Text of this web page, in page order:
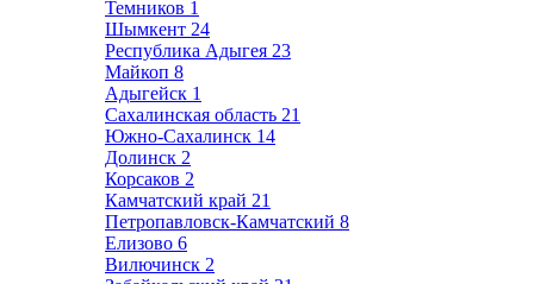
Темников 1
Шымкент 24
Республика Адыгея 23
Майкоп 8
Адыгейск 1
Сахалинская область 21
Южно-Сахалинск 14
Долинск 2
Корсаков 2
Камчатский край 21
Петропавловск-Камчатский 8
Елизово 6
Вилючинск 2